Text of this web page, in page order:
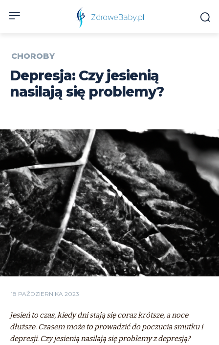
CHOROBY
Depresja: Czy jesienią
nasilają się problemy?
18 PAŹDZIERNIKA 2023
Jesień to czas, kiedy dni stają się coraz krótsze, a noce
dłuższe. Czasem może to prowadzić do poczucia smutku i
depresji. Czy jesienią nasilają się problemy z depresją?